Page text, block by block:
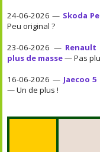
24-06-2026 — Skoda
Peu original ?
23-06-2026 —
plus de masse— Pas
16-06-2026 — Jaecoo
— Un de plus !